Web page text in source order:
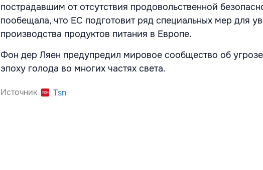
пострадавшим от отсутствия продовольственной
пообещала, что ЕС подготовит ряд специальных мер для
производства продуктов питания в Европе.
Фон дер Ляен предупредил мировое сообщество об
эпоху голода во многих частях света.
Источник Tsn